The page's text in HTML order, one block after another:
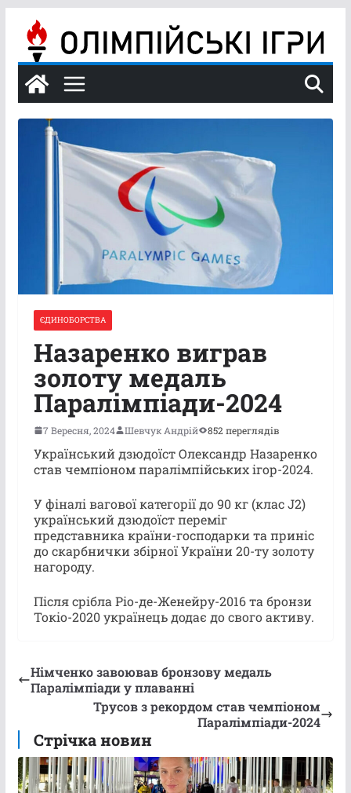
вмісту
ЄДИНОБОРСТВА
Назаренко виграв
золоту медаль
Паралімпіади-2024
7 Вересня, 2024 Шевчук Андрій 852 переглядів
Український дзюдоїст Олександр Назаренко
став чемпіоном паралімпійських ігор-2024.
У фіналі вагової категорії до 90 кг (клас J2)
український дзюдоїст переміг
представника країни-господарки та приніс
до скарбнички збірної України 20-ту золоту
нагороду.
Після срібла Ріо-де-Женейру-2016 та бронзи
Токіо-2020 українець додає до свого активу.
Німченко завоював бронзову медаль
Паралімпіади у плаванні
Трусов з рекордом став чемпіоном
Паралімпіади-2024
Стрічка новин